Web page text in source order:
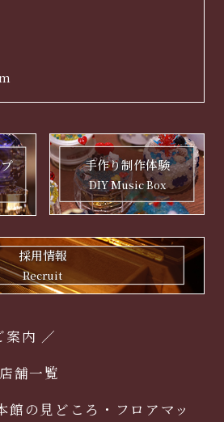
手作り制作体験
DIY Music Box
採用情報
Recruit
案内 ／
舗一覧
館の見どころ・フロアマッ